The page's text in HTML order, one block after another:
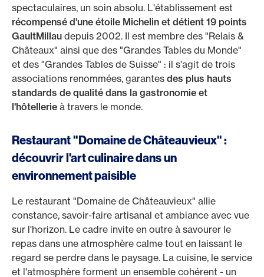
spectaculaires, un soin absolu. L'établissement est
récompensé d'une étoile Michelin et détient 19 points
GaultMillau depuis 2002. Il est membre des "Relais &
Châteaux" ainsi que des "Grandes Tables du Monde"
et des "Grandes Tables de Suisse" : il s'agit de trois
associations renommées, garantes des plus hauts
standards de qualité dans la gastronomie et
l'hôtellerie à travers le monde.
Restaurant "Domaine de Châteauvieux" :
découvrir l'art culinaire dans un
environnement paisible
Le restaurant "Domaine de Châteauvieux" allie
constance, savoir-faire artisanal et ambiance avec vue
sur l'horizon. Le cadre invite en outre à savourer le
repas dans une atmosphère calme tout en laissant le
regard se perdre dans le paysage. La cuisine, le service
et l'atmosphère forment un ensemble cohérent - un